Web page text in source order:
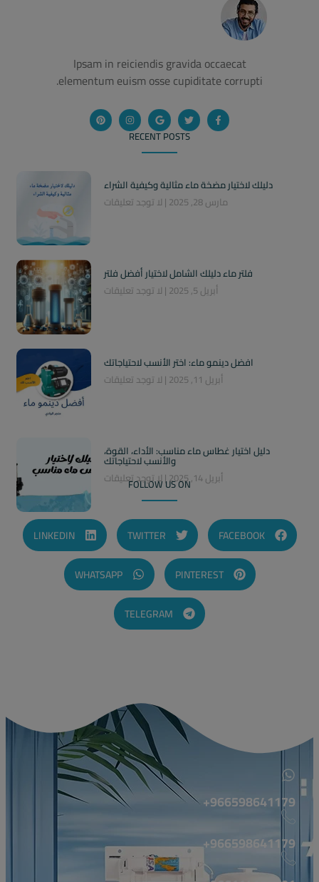
Ipsam in reiciendis gravida occaecat
elementum euism osse cupiditate corrupti.
RECENT POSTS
دليلك لاختيار مضخة ماء مثالية وكيفية الشراء
مارس 28, 2025
لا توجد تعليقات
فلتر ماء دليلك الشامل لاختيار أفضل فلتر
أبريل 5, 2025
لا توجد تعليقات
افضل دينمو ماء: اختر الأنسب لاحتياجاتك
أبريل 11, 2025
لا توجد تعليقات
دليل اختيار غطاس ماء مناسب: الأداء، القوة،
والأنسب لاحتياجاتك
أبريل 14, 2025
لا توجد تعليقات
FOLLOW US ON
FACEBOOK
TWITTER
LINKEDIN
PINTEREST
WHATSAPP
TELEGRAM
966598641179+
966598641179+